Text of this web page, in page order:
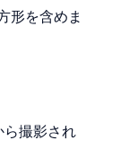
形を含めま
撮影され